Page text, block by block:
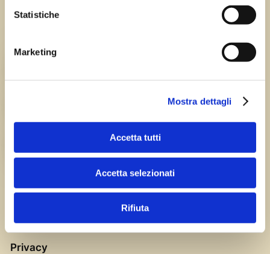
Statistiche
Marketing
Mostra dettagli
Accetta tutti
Accetta selezionati
Rifiuta
Privacy